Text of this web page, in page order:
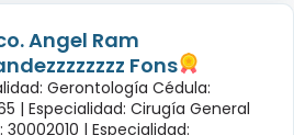
Angel Ram
Fons
Gerontología Cédula:
| Especialidad: Cirugía General
30002010 | Especialidad: